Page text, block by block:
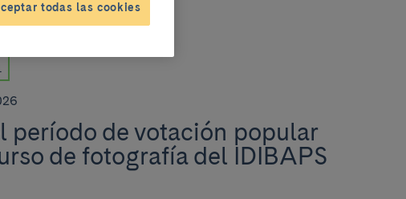
período de votación popular
de fotografía del IDIBAPS
todas las cookies